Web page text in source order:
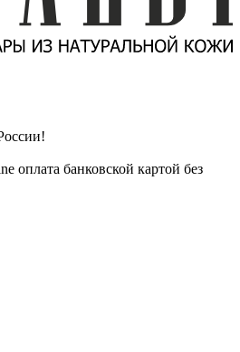
оплата банковской картой без